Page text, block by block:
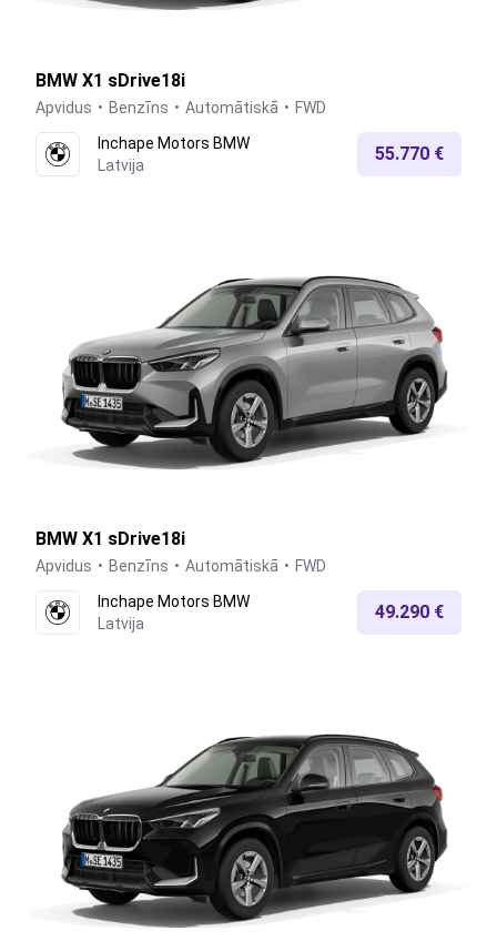
BMW X1 sDrive18i
Apvidus Benzīns Automātiskā
FWD
Inchape Motors BMW
Latvija
55.770 €
BMW X1 sDrive18i
Apvidus Benzīns Automātiskā
FWD
Inchape Motors BMW
Latvija
49.290 €